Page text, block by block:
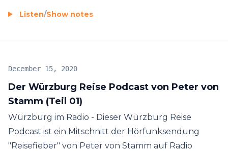
Listen/Show notes
Der Würzburg Reise Podcast von Peter von
Stamm (Teil 01)
December 15, 2020
Würzburg im Radio - Dieser Würzburg Reise
Podcast ist ein Mitschnitt der Hörfunksendung
"Reisefieber" von Peter von Stamm auf Radio